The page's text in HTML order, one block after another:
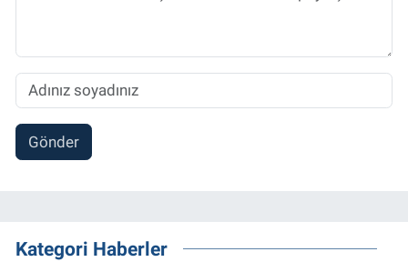
Gönder
Kategori Haberler